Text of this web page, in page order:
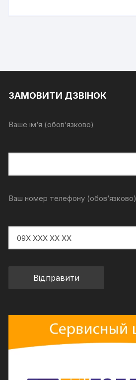
ЗАМОВИТИ ДЗВІНОК
Ваше ім‘я (обов‘язково)
Ваш номер телефону (обов‘язково)